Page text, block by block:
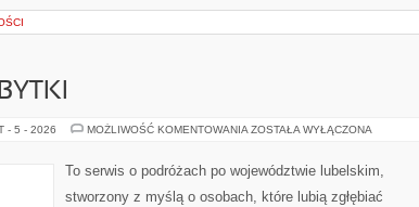
- 5 - 2026 MOŻLIWOŚĆ KOMENTOWANIA HISTORIA
ZOSTAŁA WYŁĄCZONA
To serwis o podróżach po województwie lubelskim,
stworzony z myślą o osobach, które lubią zgłębiać